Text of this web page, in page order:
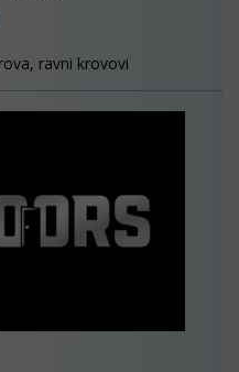
ravni krovovi